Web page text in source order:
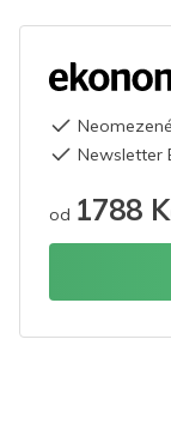
Newsletter
od 1788